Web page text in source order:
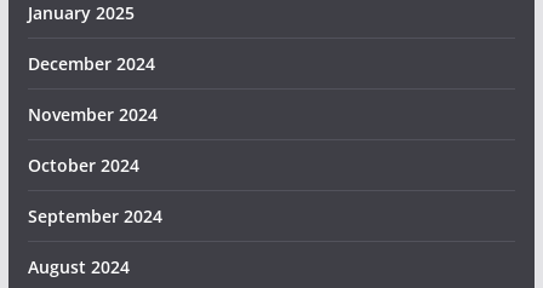
January 2025
December 2024
November 2024
October 2024
September 2024
August 2024